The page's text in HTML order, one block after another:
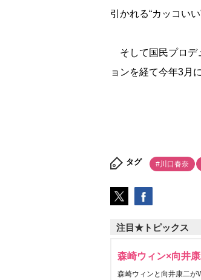
引かれる“カッコい
そして国民プロデ
ョンを経て今年3月
タグ #川口春奈
注目★トピックス
森崎ウィン×向井
森崎ウィンと向井康二が